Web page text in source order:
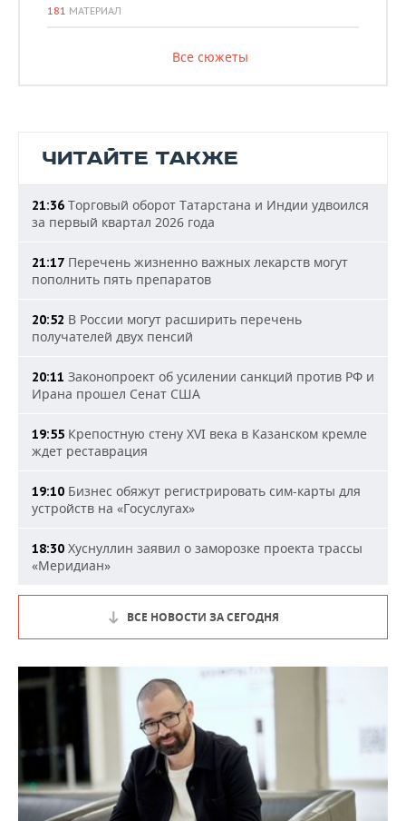
181 МАТЕРИАЛ
Все сюжеты
ЧИТАЙТЕ ТАКЖЕ
21:36 Торговый оборот Татарстана и Индии удвоился
за первый квартал 2026 года
21:17 Перечень жизненно важных лекарств могут
пополнить пять препаратов
20:52 В России могут расширить перечень
получателей двух пенсий
20:11 Законопроект об усилении санкций против РФ и
Ирана прошел Сенат США
19:55 Крепостную стену XVI века в Казанском кремле
ждет реставрация
19:10 Бизнес обяжут регистрировать сим-карты для
устройств на «Госуслугах»
18:30 Хуснуллин заявил о заморозке проекта трассы
«Меридиан»
ВСЕ НОВОСТИ ЗА СЕГОДНЯ